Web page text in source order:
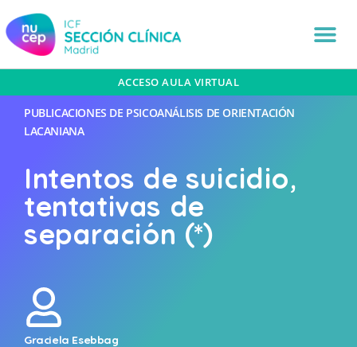
ACCESO AULA VIRTUAL
PUBLICACIONES DE PSICOANÁLISIS DE ORIENTACIÓN
LACANIANA
Intentos de suicidio,
tentativas de
separación (*)
Graciela Esebbag